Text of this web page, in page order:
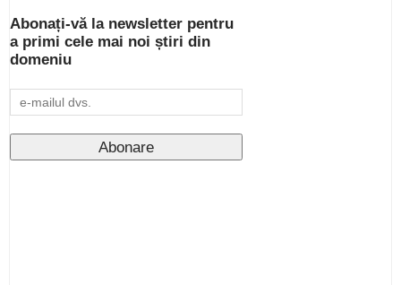
Abonați-vă la newsletter pentru
a primi cele mai noi știri din
domeniu